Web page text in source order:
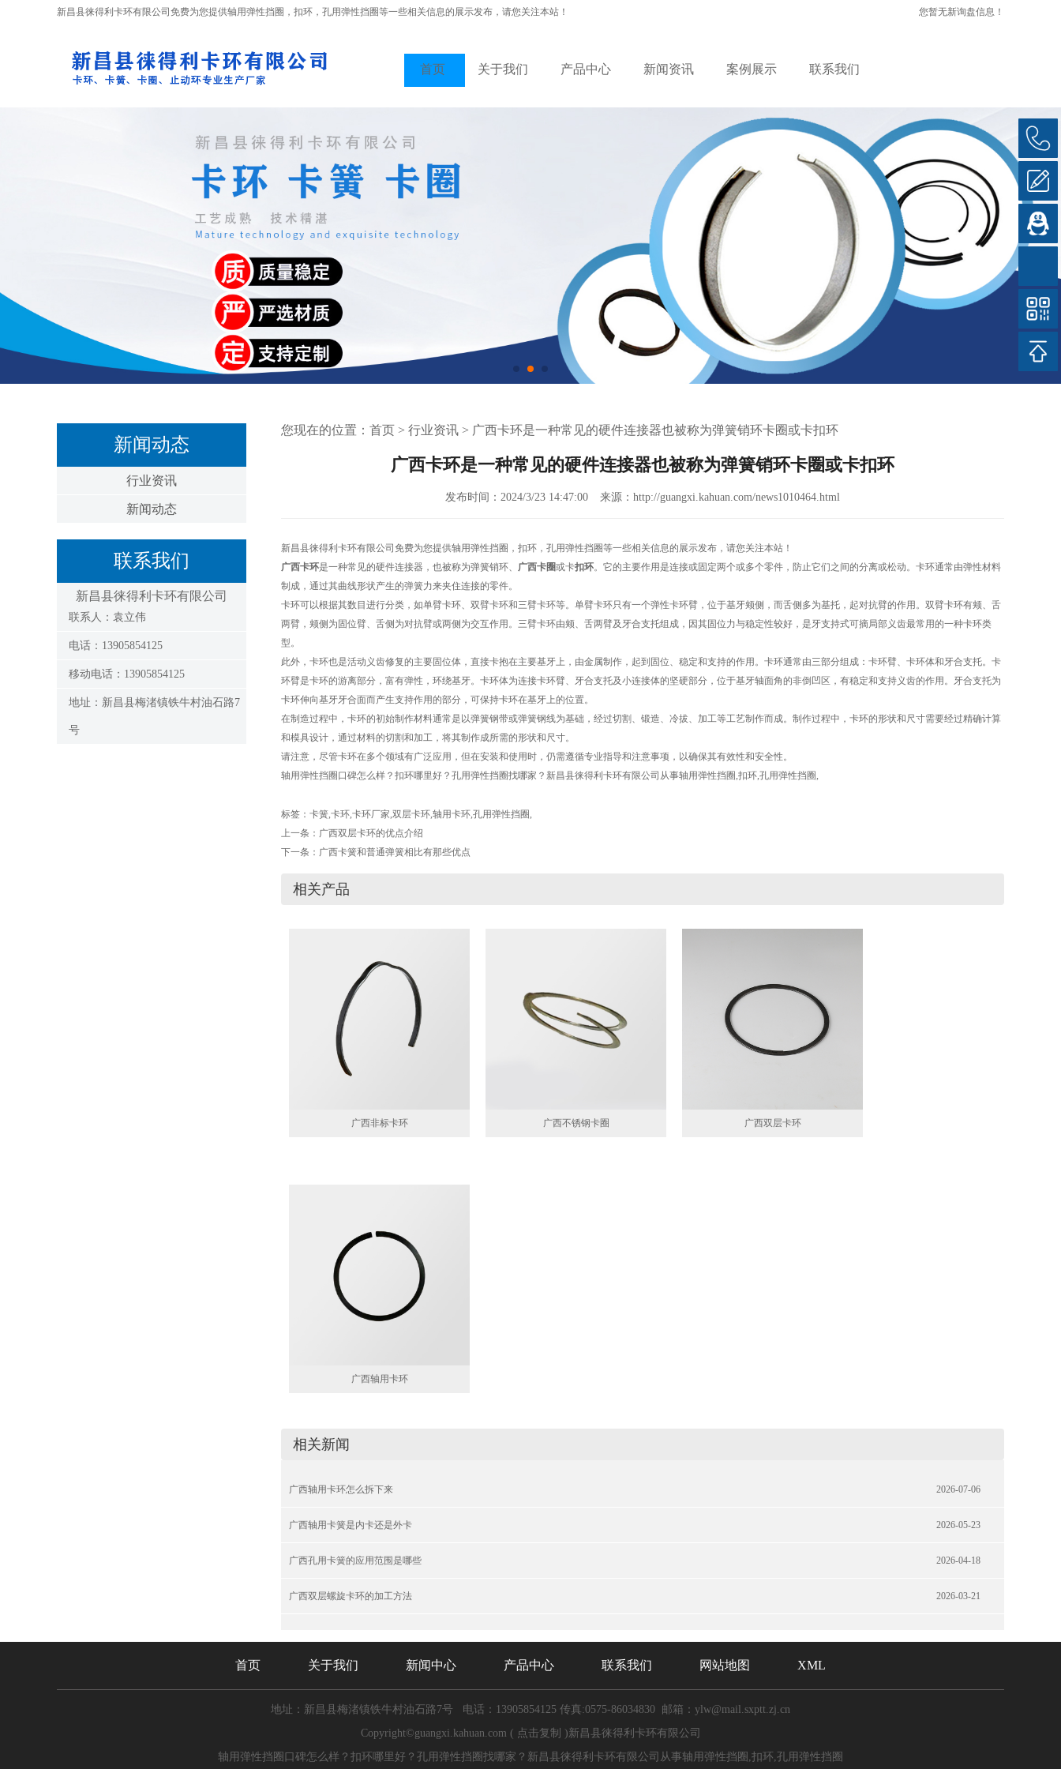
新昌县徕得利卡环有限公司免费为您提供轴用弹性挡圈 ，扣环，孔用弹性挡圈等一些相关信息的展示发布，请您关注本站！ 您暂无新询盘信息！
首页 关于我们 产品中心 新闻资讯 案例展示 联系我们
新闻动态
行业资讯
新闻动态
联系我们
新昌县徕得利卡环有限公司
联系人：袁立伟
电话：13905854125
移动电话：13905854125
地址：新昌县梅渚镇铁牛村油石路7
号
您现在的位置： 首页 > 行业资讯 > 广西卡环是一种常见的硬件连接器也被称为弹簧销环卡圈或卡扣环
广西卡环是一种常见的硬件连接器也被称为弹簧销环卡圈或卡扣环
发布时间：2024/3/23 14:47:00 来源：http://guangxi.kahuan.com/news1010464.html
新昌县徕得利卡环有限公司免费为您提供轴用弹性挡圈 ，扣环，孔用弹性挡圈等一些相关信息的展示发布，请您关注本站！
广西卡环是一种常见的硬件连接器，也被称为弹簧销环、 广西卡圈或卡扣环。它的主要作用是连接或固定两个或多个零件，防止它们之间的分离或松动。卡环通常由弹性材料
制成，通过其曲线形状产生的弹簧力来夹住连接的零件。
卡环可以根据其数目进行分类，如单臂卡环、双臂卡环和三臂卡环等。单臂卡环只有一个弹性卡环臂，位于基牙颊侧，而舌侧多为基托，起对抗臂的作用。双臂卡环有颊、舌
两臂，颊侧为固位臂、舌侧为对抗臂或两侧为交互作用。三臂卡环由颊、舌两臂及牙合支托组成，因其固位力与稳定性较好，是牙支持式可摘局部义齿最常用的一种卡环类
型。
此外，卡环也是活动义齿修复的主要固位体，直接卡抱在主要基牙上，由金属制作，起到固位、稳定和支持的作用。卡环通常由三部分组成：卡环臂、卡环体和牙合支托。卡
环臂是卡环的游离部分，富有弹性，环绕基牙。卡环体为连接卡环臂、牙合支托及小连接体的坚硬部分，位于基牙轴面角的非倒凹区，有稳定和支持义齿的作用。牙合支托为
卡环伸向基牙牙合面而产生支持作用的部分，可保持卡环在基牙上的位置。
在制造过程中，卡环的初始制作材料通常是以弹簧钢带或弹簧钢线为基础，经过切割、锻造、冷拔、加工等工艺制作而成。制作过程中，卡环的形状和尺寸需要经过精确计算
和模具设计，通过材料的切割和加工，将其制作成所需的形状和尺寸。
请注意，尽管卡环在多个领域有广泛应用，但在安装和使用时，仍需遵循专业指导和注意事项，以确保其有效性和安全性。
轴用弹性挡圈口碑怎么样？扣环哪里好？孔用弹性挡圈找哪家？新昌县徕得利卡环有限公司从事轴用弹性挡圈,扣环,孔用弹性挡圈,
标签： 卡簧,卡环,卡环厂家,双层卡环,轴用卡环,孔用弹性挡圈,
上一条： 广西双层卡环的优点介绍
下一条： 广西卡簧和普通弹簧相比有那些优点
相关产品
广西非标卡环 广西不锈钢卡圈 广西双层卡环
广西轴用卡环
相关新闻
广西轴用卡环怎么拆下来 2026-07-06
广西轴用卡簧是内卡还是外卡 2026-05-23
广西孔用卡簧的应用范围是哪些 2026-04-18
广西双层螺旋卡环的加工方法 2026-03-21
首页 关于我们 新闻中心 产品中心 联系我们 网站地图 XML
地址：新昌县梅渚镇铁牛村油石路7号 电话：13905854125 传真:0575-86034830 邮箱：ylw@mail.sxptt.zj.cn
Copyright©guangxi.kahuan.com ( 点击复制 )新昌县徕得利卡环有限公司
轴用弹性挡圈口碑怎么样？扣环哪里好？孔用弹性挡圈找哪家？新昌县徕得利卡环有限公司从事轴用弹性挡圈,扣环,孔用弹性挡圈